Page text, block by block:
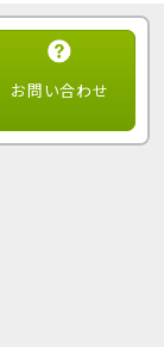
お問い合わせ